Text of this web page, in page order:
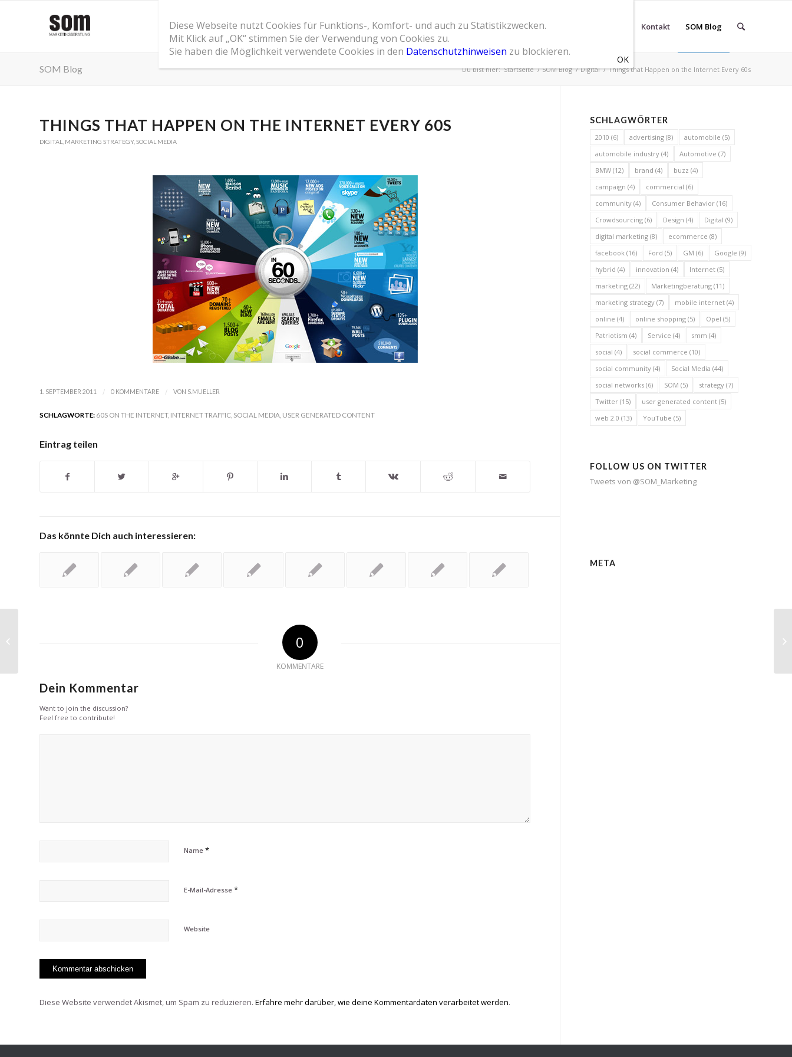
Home Leistungsspektrum Referenzen Über SOM Marketingberatung Kontakt SOM Blog
SOM Blog Du bist hier: Startseite / SOM Blog / Digital / Things that Happen on the Internet Every 60s
THINGS THAT HAPPEN ON THE INTERNET EVERY 60S
DIGITAL MARKETING STRATEGY, SOCIAL MEDIA
1. SEPTEMBER 2011 / 0 KOMMENTARE / VON S.MUELLER
SCHLAGWORTE: 60S ON THE INTERNET, INTERNET TRAFFIC SOCIAL MEDIA USER GENERATED CONTENT
Eintrag teilen
Das könnte Dich auch interessieren:
0
KOMMENTARE
Dein Kommentar
Want to join the discussion?
Feel free to contribute!
Name *
E-Mail-Adresse *
Website
Diese Website verwendet Akismet, um Spam zu reduzieren. Erfahre mehr darüber, wie deine Kommentardaten verarbeitet werden.
SCHLAGWÖRTER
2010 (6) advertising (8) automobile (5)
automobile industry (4) Automotive (7)
BMW (12) brand (4) buzz (4)
campaign (4) commercial (6)
community (4) Consumer Behavior (16)
Crowdsourcing (6) Design (4) Digital (9)
digital marketing (8) ecommerce (8)
facebook (16) Ford (5) GM (6) Google (9)
hybrid (4) innovation (4) Internet (5)
marketing (22) Marketingberatung (11)
marketing strategy (7) mobile internet (4)
online (4) online shopping (5) Opel (5)
Patriotism (4) Service (4) smm (4)
social (4) social commerce (10)
social community (4) Social Media (44)
social networks (6) SOM (5) strategy (7)
Twitter (15) user generated content (5)
web 2.0 (13) YouTube (5)
FOLLOW US ON TWITTER
Tweets von @SOM_Marketing
META
Diese Webseite nutzt Cookies für Funktions-, Komfort- und auch zu Statistikzwecken.
Mit Klick auf „OK“ stimmen Sie der Verwendung von Cookies zu.
Sie haben die Möglichkeit verwendete Cookies in den Datenschutzhinweisen zu blockieren.